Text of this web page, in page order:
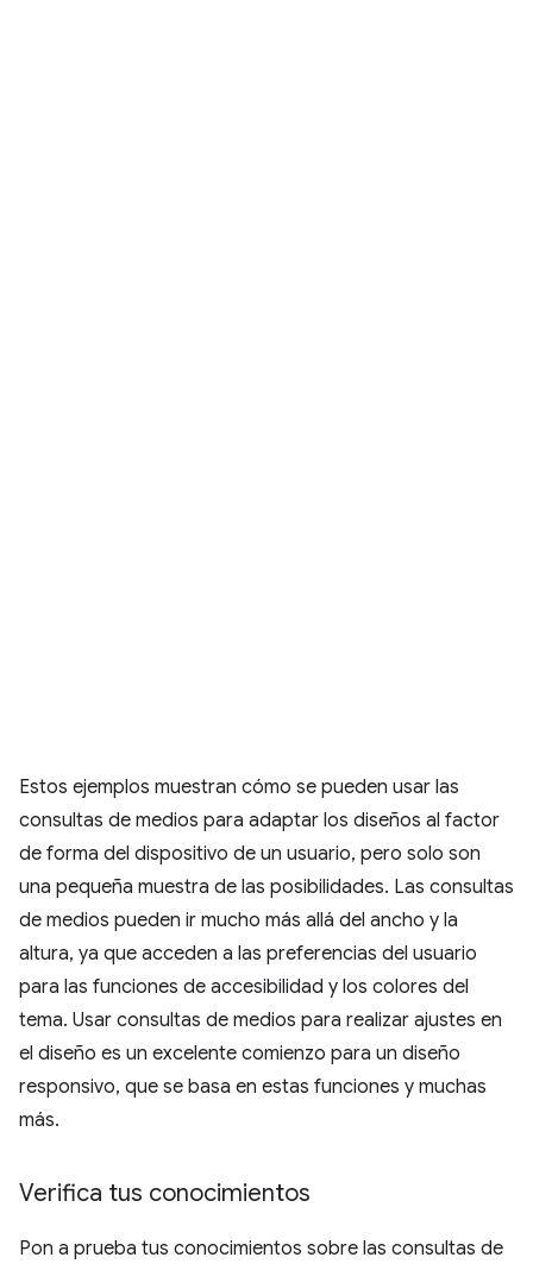
Estos ejemplos muestran cómo se pueden usar las
consultas de medios para adaptar los diseños al factor
de forma del dispositivo de un usuario, pero solo son
una pequeña muestra de las posibilidades. Las consultas
de medios pueden ir mucho más allá del ancho y la
altura, ya que acceden a las preferencias del usuario
para las funciones de accesibilidad y los colores del
tema. Usar consultas de medios para realizar ajustes en
el diseño es un excelente comienzo para un diseño
responsivo, que se basa en estas funciones y muchas
más.
Verifica tus conocimientos
Pon a prueba tus conocimientos sobre las consultas de